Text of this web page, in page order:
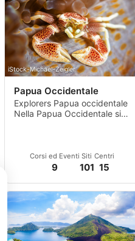
iStock-Michael-Zeigler
Papua Occidentale
Explorers Papua occidentale
Nella Papua Occidentale si
Corsi ed Eventi
9
Siti
101
Centri
15